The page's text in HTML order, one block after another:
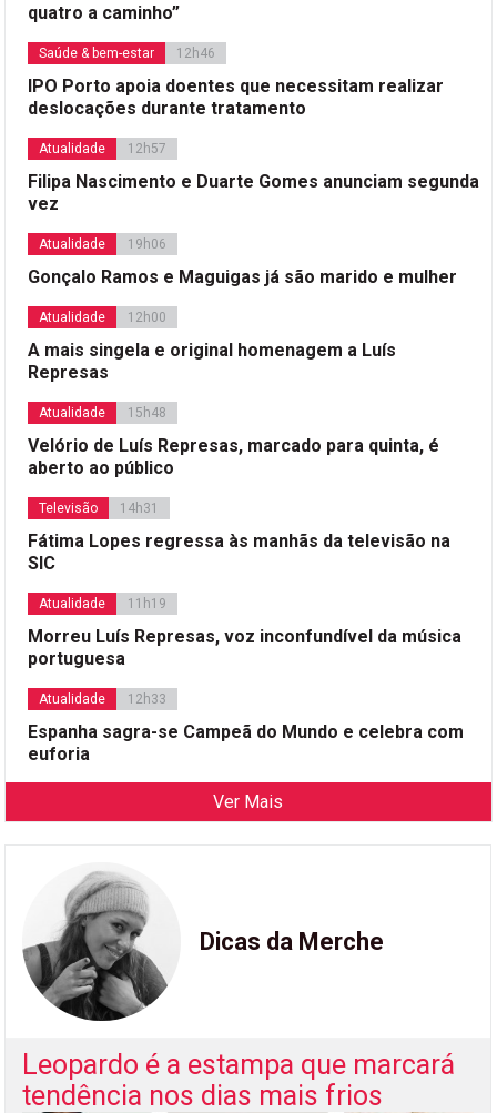
quatro a caminho”
Saúde & bem-estar 12h46
IPO Porto apoia doentes que necessitam realizar
deslocações durante tratamento
Atualidade 12h57
Filipa Nascimento e Duarte Gomes anunciam segunda
vez
Atualidade 19h06
Gonçalo Ramos e Maguigas já são marido e mulher
Atualidade 12h00
A mais singela e original homenagem a Luís
Represas
Atualidade 15h48
Velório de Luís Represas, marcado para quinta, é
aberto ao público
Televisão 14h31
Fátima Lopes regressa às manhãs da televisão na
SIC
Atualidade 11h19
Morreu Luís Represas, voz inconfundível da música
portuguesa
Atualidade 12h33
Espanha sagra-se Campeã do Mundo e celebra com
euforia
Ver Mais
Dicas da Merche
Leopardo é a estampa que marcará
tendência nos dias mais frios